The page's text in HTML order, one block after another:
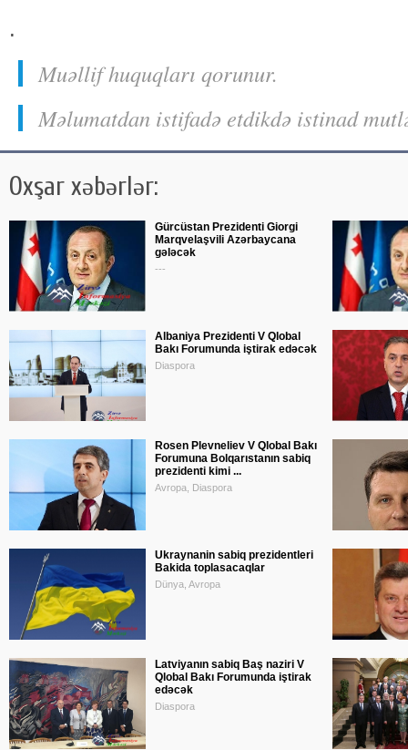
.
Muəllif huquqları qorunur.
Məlumatdan istifadə etdikdə istinad
Oxşar xəbərlər:
Gürcüstan Prezidenti Giorgi
Marqvelaşvili Azərbaycana
gələcək
---
Albaniya Prezidenti V Qlobal
Bakı Forumunda iştirak edəcək
Diaspora
Rosen Plevneliev V Qlobal Bakı
Forumuna Bolqarıstanın sabiq
prezidenti kimi ...
Avropa, Diaspora
Ukraynanin sabiq prezidentleri
Bakida toplasacaqlar
Dünya, Avropa
Latviyanın sabiq Baş naziri V
Qlobal Bakı Forumunda iştirak
edəcək
Diaspora